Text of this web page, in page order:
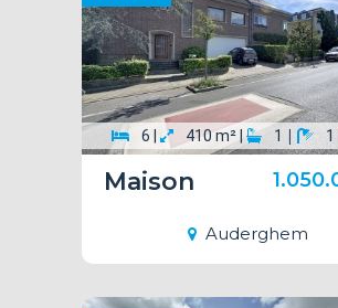
6 | 410 m² | 1 | 1
Maison
Auderghem